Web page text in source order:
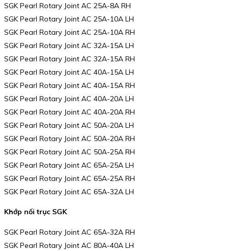
SGK Pearl Rotary Joint AC 25A-8A RH
SGK Pearl Rotary Joint AC 25A-10A LH
SGK Pearl Rotary Joint AC 25A-10A RH
SGK Pearl Rotary Joint AC 32A-15A LH
SGK Pearl Rotary Joint AC 32A-15A RH
SGK Pearl Rotary Joint AC 40A-15A LH
SGK Pearl Rotary Joint AC 40A-15A RH
SGK Pearl Rotary Joint AC 40A-20A LH
SGK Pearl Rotary Joint AC 40A-20A RH
SGK Pearl Rotary Joint AC 50A-20A LH
SGK Pearl Rotary Joint AC 50A-20A RH
SGK Pearl Rotary Joint AC 50A-25A RH
SGK Pearl Rotary Joint AC 65A-25A LH
SGK Pearl Rotary Joint AC 65A-25A RH
SGK Pearl Rotary Joint AC 65A-32A LH
Khớp nối trục SGK
SGK Pearl Rotary Joint AC 65A-32A RH
SGK Pearl Rotary Joint AC 80A-40A LH